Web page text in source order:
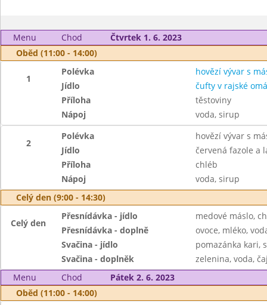
Menu Chod
Čtvrtek 1. 6. 2023
Oběd (11:00 - 14:00)
1
Polévka
hovězí vývar s
Jídlo
čufty v rajské
Příloha
těstoviny
Nápoj
voda, sirup
2
Polévka
hovězí vývar s
Jídlo
červená fazole a
Příloha
chléb
Nápoj
voda, sirup
Celý den (9:00 - 14:30)
Celý den
Přesnídávka - jídlo
medové máslo,
Přesnídávka - doplně
ovoce, mléko,
Svačina - jídlo
pomazánka kari,
Svačina - doplněk
zelenina, voda,
Menu
Chod
Pátek 2. 6. 2023
Oběd (11:00 - 14:00)